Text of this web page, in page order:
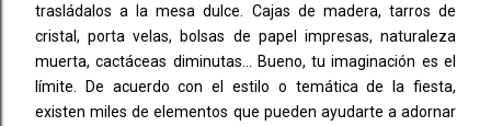
trasládalos a la mesa dulce. Cajas de madera, tarros de
cristal, porta velas, bolsas de papel impresas, naturaleza
muerta, cactáceas diminutas… Bueno, tu imaginación es el
límite. De acuerdo con el estilo o temática de la fiesta,
existen miles de elementos que pueden ayudarte a adornar